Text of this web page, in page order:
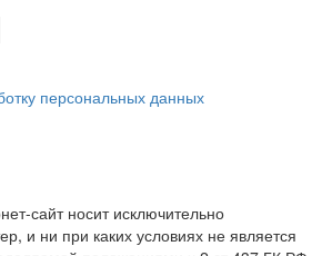
персональных данных
сайт носит исключительно
и ни при каких условиях не является